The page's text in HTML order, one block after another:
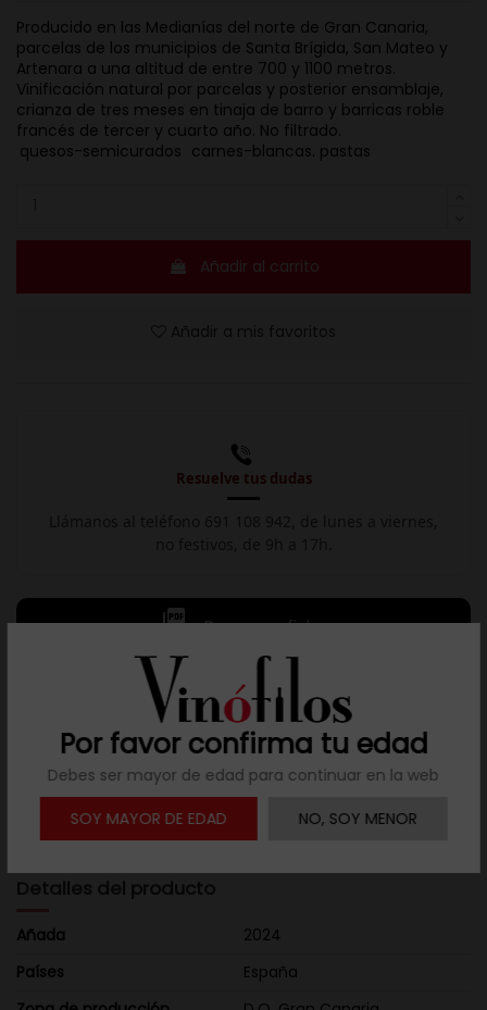
Por favor confirma tu edad
Debes ser mayor de edad para continuar en la web
SOY MAYOR DE EDAD
NO, SOY MENOR
Producido en las Medianías del norte de Gran Canaria,
parcelas de los municipios de Santa Brígida, San Mateo y
Artenara a una altitud de entre 700 y 1100 metros.
Vinificación natural por parcelas y posterior ensamblaje,
crianza de tres meses en tinaja de barro y barricas roble
francés de tercer y cuarto año. No filtrado.
quesos-semicurados carnes-blancas. pastas
Añadir al carrito
Resuelve tus dudas
 Descargar ficha
Vista: Rojo cereza con ribetes violáceos.Nariz: Fruta roja y
mineralidad, con predominio de aromas varietales propios
de la Listán Negro. Boca: Entrada agradable, suave en boca
y estructura propia de los tintos tradicionales canarios.
Detalles del producto
Añada
2024
Países
España